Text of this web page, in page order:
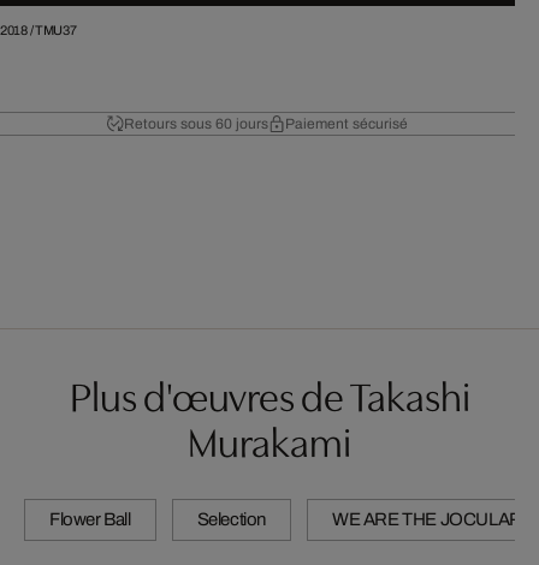
2018/TMU37
Retours sous 60 jours Paiement sécurisé
Plus d'œuvres de Takashi
Murakami
Flower Ball Selection WE ARE THE JOCULAR